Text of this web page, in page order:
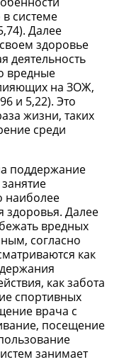
системе
Далее
здоровье
деятельность
вредные
на ЗОЖ,
и 5,22). Это
жизни, таких
среди
поддержание
наиболее
здоровья. Далее
вредных
согласно
как
как забота
спортивных
врача с
посещение
занимает